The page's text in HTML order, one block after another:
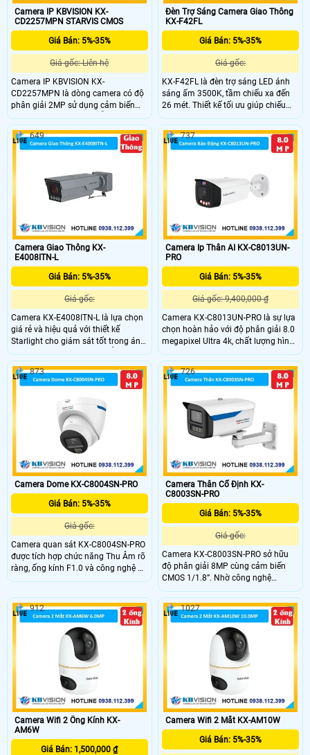
Camera IP KBVISION KX-
CD2257MPN STARVIS CMOS
Giá Bán: 5%-35%
Giá gốc: Liên hệ
Camera IP KBVISION KX-
CD2257MPN là dòng camera có độ
phân giải 2MP sử dụng cảm biến
STARVIS CMOS 1/2.8" hỗ trợ quay
quét 360° zoom quang 25X và công
nghệ Starlight cho hình ảnh sắc nét
trong điều kiện ánh sáng cực thấp.
100m và đèn LED màu 50m.
Đèn Trợ Sáng Camera Giao Thông
KX-F42FL
Giá Bán: 5%-35%
Giá gốc:
KX-F42FL là đèn trợ sáng LED ánh
sáng ấm 3500K, tầm chiếu xa đến
26 mét. Thiết kế tối ưu giúp chiếu
sáng rõ ràng 3 làn đường, đảm bảo
hình ảnh camera luôn rõ nét trong
điều kiện ánh sáng yếu hoặc ban
đêm.
Camera Giao Thông KX-
E4008ITN-L
Giá Bán: 5%-35%
Giá gốc:
Camera KX-E4008ITN-L là lựa chọn
giá rẻ và hiệu quả với thiết kế
Starlight cho giám sát tốt trong ánh
sáng yếu. Có cấu hình IP, hỗ trợ thẻ
nhớ Micro SD 512GB, độ phân giải
4.0 MP và xem Full Color 30m vào
ban đêm. Công nghệ IP, chống
ngược sáng DWDR 140db, và thân
kim loại với độ nhạy sáng cực cao.
649
Camera Ip Thân AI KX-C8013UN-
PRO
Giá Bán: 5%-35%
Giá gốc: 9,400,000 ₫
Camera KX-C8013UN-PRO là sự lựa
chọn hoàn hảo với độ phân giải 8.0
megapixel Ultra 4k, chất lượng hình
ảnh cao. Camera được sản xuất từ
chất liệu kim loại, hỗ trợ cảnh báo
cống trộm chủ động. Với cảm biến
chuyển động. Chức năng thu âm và
loa trên camera giúp nghe và nói
trong phạm vi 3m.
737
Camera Dome KX-C8004SN-PRO
Giá Bán: 5%-35%
Giá gốc:
Camera quan sát KX-C8004SN-PRO
được tích hợp chức năng Thu Âm rõ
ràng, ống kính F1.0 và công nghệ AI-
ISP mang lại hình ảnh ban đêm
và Chống Ngược Sáng giúp tăng
cường độ sáng và chất lượng hình
ảnh, cho phép xem rõ hơn dù ở đâu.
873
Camera Thân Cố Định KX-
C8003SN-PRO
Giá Bán: 5%-35%
Giá gốc:
Camera KX-C8003SN-PRO sở hữu
độ phân giải 8MP cùng cảm biến
CMOS 1/1.8”. Nhờ công nghệ
Starlight với độ nhạy sáng 0.0008
Lux @ F1.0, camera cho hình ảnh rõ
nét trong điều kiện ánh sáng cực
thấp, kết hợp WDR 120dB và LED
ánh sáng ấm hỗ trợ quan sát ban
đêm hiệu quả đến 50m.
726
Camera Wifi 2 Ống Kính KX-
AM6W
Giá Bán: 1,500,000 ₫
912
Camera Wifi 2 Mắt KX-AM10W
Giá Bán: 5%-35%
1027